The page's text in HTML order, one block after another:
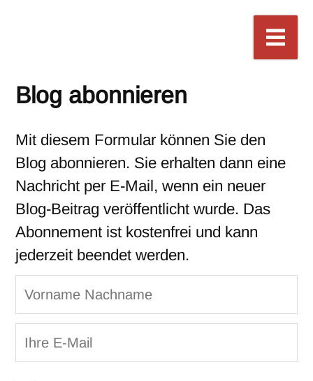
Blog abonnieren
Mit diesem Formular können Sie den
Blog abonnieren. Sie erhalten dann eine
Nachricht per E-Mail, wenn ein neuer
Blog-Beitrag veröffentlicht wurde. Das
Abonnement ist kostenfrei und kann
jederzeit beendet werden.